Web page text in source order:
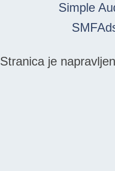
Simple
Stranica je